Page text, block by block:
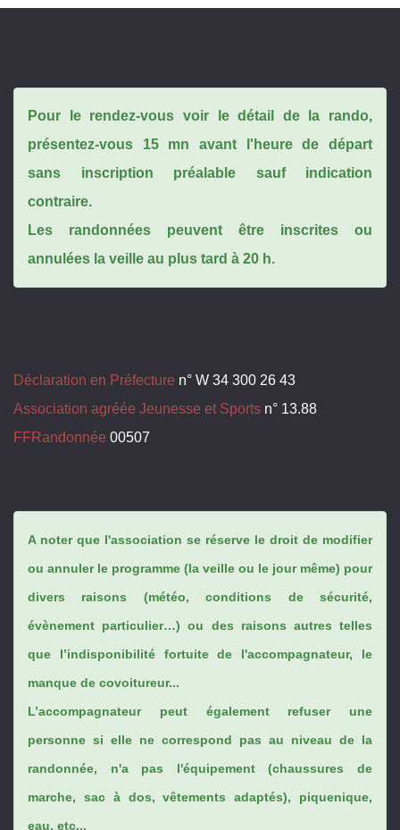
Pour le rendez-vous voir le détail de la rando,
présentez-vous 15 mn avant l'heure de départ
sans inscription préalable sauf indication
contraire.
Les randonnées peuvent être inscrites ou
annulées la veille au plus tard à 20 h.
Déclaration en Préfecture n° W 34 300 26 43
Association agréée Jeunesse et Sports n° 13.88
FFRandonnée 00507
A noter que l'association se réserve le droit de modifier
ou annuler le programme (la veille ou le jour même) pour
divers raisons (météo, conditions de sécurité,
évènement particulier…) ou des raisons autres telles
que l’indisponibilité fortuite de l'accompagnateur, le
manque de covoitureur...
L’accompagnateur peut également refuser une
personne si elle ne correspond pas au niveau de la
randonnée, n'a pas l'équipement (chaussures de
marche, sac à dos, vêtements adaptés), piquenique,
eau, etc...